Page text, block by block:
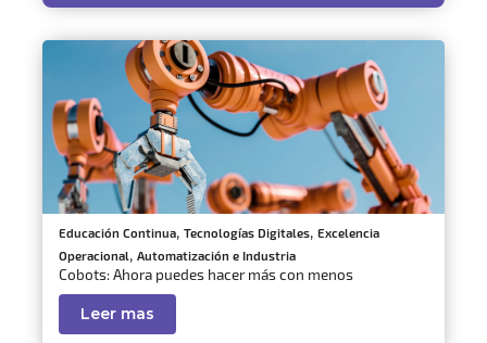
Educación Continua, Tecnologías Digitales, Excelencia
Operacional, Automatización e Industria
Cobots: Ahora puedes hacer más con menos
Leer mas